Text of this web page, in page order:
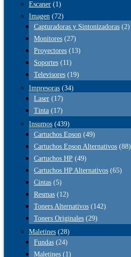
Escaner (1)
Imagen (72)
Capturadoras y Sintonizadoras (2)
Monitores (27)
Proyectores (13)
Soportes (11)
Televisores (19)
Impresoras (34)
Laser (17)
Tinta (17)
Insumos (439)
Cartuchos Epson (49)
Cartuchos Epson Alternativos (88)
Cartuchos HP (49)
Cartuchos HP Alternativos (65)
Cintas (5)
Resmas (12)
Toners Alternativos (142)
Toners Originales (29)
Maletines (28)
Fundas (24)
Maletines (1)